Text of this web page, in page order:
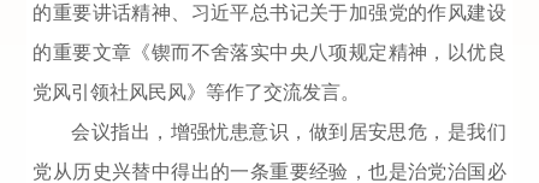
的重要讲话精神、习近平总书记关于加强党的作风建设
的重要文章《锲而不舍落实中央八项规定精神，以优良
党风引领社风民风》等作了交流发言。
会议指出，增强忧患意识，做到居安思危，是我们
党从历史兴替中得出的一条重要经验，也是治党治国必